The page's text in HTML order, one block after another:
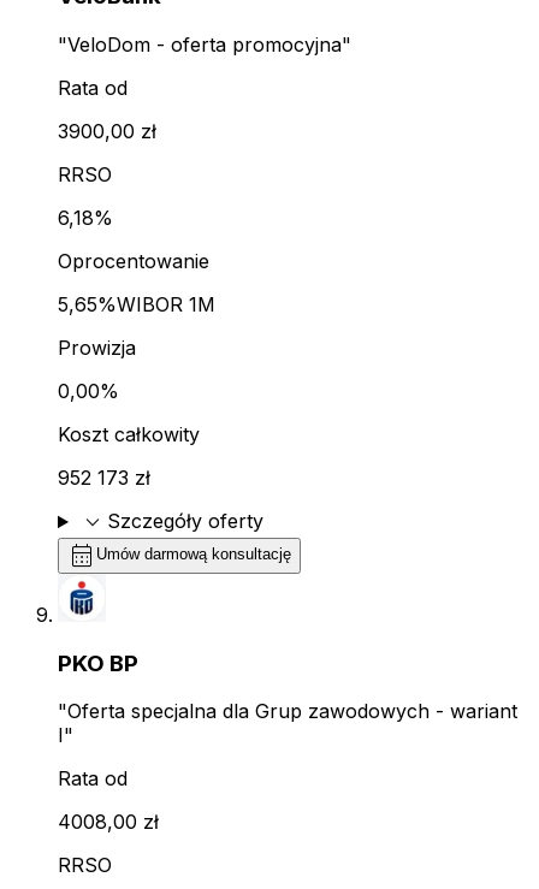
"VeloDom - oferta promocyjna"
Rata od
3900,00 zł
RRSO
6,18%
Oprocentowanie
5,65%WIBOR 1M
Prowizja
0,00%
Koszt całkowity
952 173 zł
expand_more Szczegóły oferty
calendar_month Umów darmową konsultację
PKO BP
"Oferta specjalna dla Grup zawodowych - wariant
I"
Rata od
4008,00 zł
RRSO